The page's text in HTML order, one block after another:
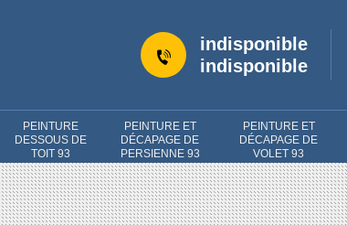
indisponible
indisponible
PEINTURE
DESSOUS DE
TOIT 93
PEINTURE ET
DÉCAPAGE DE
PERSIENNE 93
PEINTURE ET
DÉCAPAGE DE
VOLET 93